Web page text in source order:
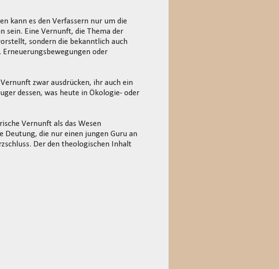
kann es den Verfassern nur um die
sein. Eine Vernunft, die Thema der
sondern die bekanntlich auch
oder
zwar ausdrücken, ihr auch ein
dessen, was heute in Ökologie- oder
Vernunft als das Wesen
Deutung, die nur einen jungen Guru an
Der den theologischen Inhalt